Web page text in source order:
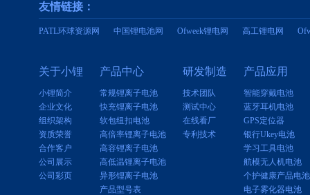
友情链接：
PATL环球资源网 中国锂电池网 Ofweek锂电网 高工锂电网
关于小锂
小锂简介
企业文化
组织架构
资质荣誉
合作客户
公司展示
公司彩页
产品中心
常规锂离子电池
快充锂离子电池
软包纽扣电池
高倍率锂离子电池
高容锂离子电池
高低温锂离子电池
异形锂离子电池
产品型号表
研发制造
技术团队
测试中心
在线看厂
专利技术
产品应用
智能穿戴电池
蓝牙耳机电池
GPS定位器
银行Ukey电池
学习工具电池
航模无人机电池
个护健康产品电池
电子雾化器电池